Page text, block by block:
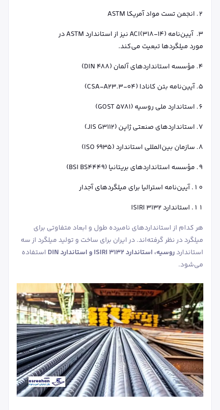
انجمن تست مواد آمریکا ASTM
آیین‌نامه ACI(318-14) نیز از استاندارد ASTM در
مورد میلگردها تبعیت می‌کند.
مؤسسه استانداردهای آلمان (DIN 488)
آیین‌نامه بتن کانادا (CSA-A23.3-04)
استاندارد ملی روسیه (GOST 5781)
استانداردهای صنعتی ژاپن (JIS G3112)
سازمان بین‌المللی استاندارد (ISO 6935)
مؤسسه استانداردهای بریتانیا (BSI BS4449)
آیین‌نامه استرالیا برای میلگردهای آجدار
استاندارد ISIRI 3132
هر کدام از استانداردهای نامبرده طول و ابعاد متفاوتی برای
میلگرد در نظر گرفته‌اند. در ایران برای ساخت و تولید میلگرد از سه
استانداردروسیه، استاندارد ISIRI 3132 و استاندارد DIN
استفاده
می‌شود.